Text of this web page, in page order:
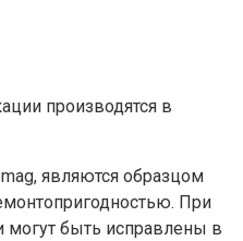
производятся в
являются образцом
При
могут быть исправлены в